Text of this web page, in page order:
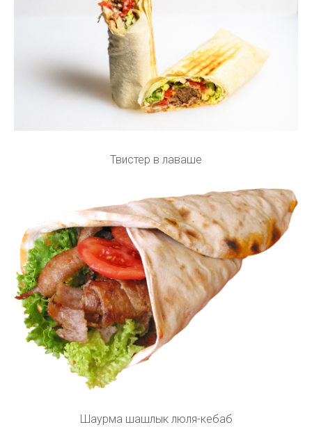
Твистер в лаваше
Шаурма шашлык люля-кебаб